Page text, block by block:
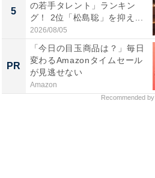
5
の若手タレント」ランキン
グ！ 2位「松島聡」を抑え...
2026/08/05
PR
「今日の目玉商品は？」毎日
変わるAmazonタイムセール
が見逃せない
Amazon
Recommended by